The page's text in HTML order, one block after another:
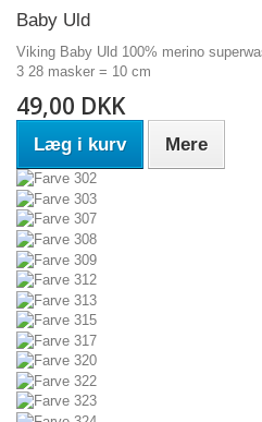
Baby Uld
Viking Baby Uld 100% merino
3 28 masker = 10 cm
49,00 DKK
Læg i kurv Mere